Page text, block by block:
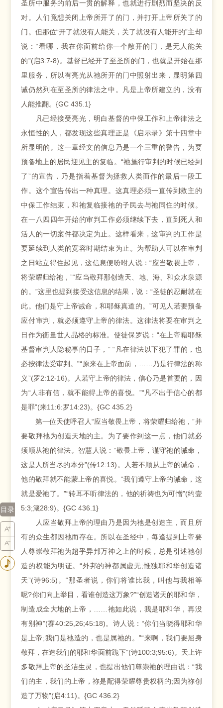
圣所中服务的前后一贯的解释，也就进行剧烈而坚决的反
对。人们竟想关闭上帝所开了的门，并打开上帝所关了的
门。但那位“开了就没有人能关，关了就没有人能开的”主却
说：“看哪，我在你面前给你一个敞开的门，是无人能关
的”(启3:7-8)。基督已经开了至圣所的门，也就是开始在那
里服务，所以有亮光从祂所开的门中照射出来，显明第四
诫仍然列在至圣所的律法之中。凡是上帝所建立的，没有
人能推翻。{GC 435.1}
凡已经接受亮光，明白基督的中保工作和上帝律法之
永恒性的人，都发现这些真理正是《启示录》第十四章中
所显明的。这一章经文的信息乃是一个三重的警告，为要
预备地上的居民迎见主的复临。“祂施行审判的时候已经到
了”的宣告，乃是指着基督为拯救人类而作的最后一段工
作。这个宣告传出一种真理。这真理必须一直传到救主的
中保工作结束，和祂复临接祂的子民去与祂同住的时候。
在一八四四年开始的审判工作必须继续下去，直到死人和
活人的一切案件都决定为止。这样看来，这审判的工作是
要延续到人类的宽容时期结束为止。为帮助人可以在审判
之日站立得住起见，这信息便吩咐人说：“应当敬畏上帝，
将荣耀归给祂，”“应当敬拜那创造天、地、海、和众水泉源
的。”这里也提到接受这信息的结果，说：“圣徒的忍耐就在
此。他们是守上帝诫命，和耶稣真道的。”可见人若要预备
应付审判，就必须遵守上帝的律法。这律法将要在审判之
日作为衡量世人品格的标准。使徒保罗说：“在上帝藉耶稣
基督审判人隐秘事的日子，” “凡在律法以下犯了罪的，也
必按律法受审判。”“原来在上帝面前，……乃是行律法的称
义”(罗2:12-16)。人若守上帝的律法，信心乃是首要的，因
为“人非有信，就不能得上帝的喜悦。”“凡不出于信心的都
是罪”(来11:6:罗14:23)。{GC 435.2}
第一位天使呼召人“应当敬畏上帝，将荣耀归给祂，”并
要敬拜祂为创造天地的主。为了要作到这一点，他们就必
须顺从祂的律法。智慧人说：“敬畏上帝，谨守祂的诫命，
这是人所当尽的本分”(传12:13)。人若不顺从上帝的诫命，
他的敬拜就不能蒙上帝的喜悦。“我们遵守上帝的诫命，这
就是爱祂了。”“转耳不听律法的，他的祈祷也为可憎”(约壹
5:3;箴28:9)。{GC 436.1}
人应当敬拜上帝的理由乃是因为祂是创造主，而且所
有的众生都因祂而存在。所以在圣经中，每逢提到上帝要
人尊崇敬拜祂为超乎异邦万神之上的时候，总是引述祂创
造的权能为明证。“外邦的神都属虚无;惟独耶和华创造诸
天”(诗96:5)。“那圣者说，你们将谁比我，叫他与我相等
呢?你们向上举目，看谁创造这万象?”“创造诸天的耶和华，
制造成全大地的上帝，……祂如此说，我是耶和华，再没
有别神”(赛40:25,26;45:18)。诗人说：“你们当晓得耶和华
是上帝;我们是祂造的，也是属祂的。”“来啊，我们要屈身
敬拜，在造我们的耶和华面前跪下”(诗100:3;95:6)。天上许
多敬拜上帝的圣洁生灵，也提出他们尊崇祂的理由说：“我
们的主，我们的上帝，祢是配得荣耀尊贵权柄的;因为祢创
造了万物”(启4:11)。{GC 436.2}
目录